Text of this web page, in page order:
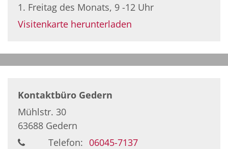
1. Freitag des Monats, 9 -12 Uhr
Visitenkarte herunterladen
Kontaktbüro Gedern
Mühlstr. 30
63688 Gedern
Telefon: 06045-7137